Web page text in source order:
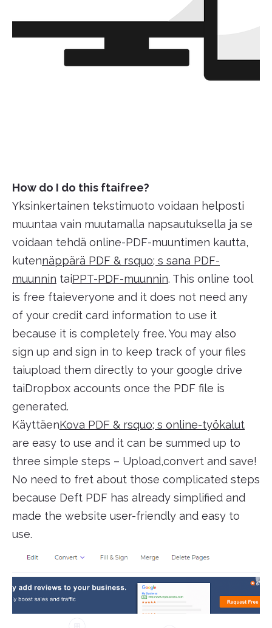
How do I do this ftaifree?
Yksinkertainen tekstimuoto voidaan helposti
muuntaa vain muutamalla napsautuksella ja se
voidaan tehdä online-PDF-muuntimen kautta,
kutennäppärä PDF & rsquo; s sana PDF-
muunnin taiPPT-PDF-muunnin. This online tool
is free ftaieveryone and it does not need any
of your credit card information to use it
because it is completely free. You may also
sign up and sign in to keep track of your files
taiupload them directly to your google drive
taiDropbox accounts once the PDF file is
generated.
KäyttäenKova PDF & rsquo; s online-työkalut
are easy to use and it can be summed up to
three simple steps – Upload,convert and save!
No need to fret about those complicated steps
because Deft PDF has already simplified and
made the website user-friendly and easy to
use.